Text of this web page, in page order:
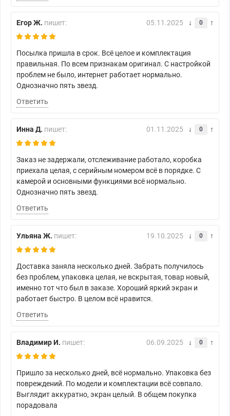
Егор Ж. пишет: 05.11.2025 0
Посылка пришла в срок. Всё целое и комплектация
правильная. По всем признакам оригинал. С настройкой
проблем не было, интернет работает нормально.
Однозначно пять звезд.
Ответить
Инна Д. пишет: 01.11.2025 0
Заказ не задержали, отслеживание работало, коробка
приехала целая, с серийным номером всё в порядке. С
камерой и основными функциями всё нормально.
Однозначно пять звезд.
Ответить
Ульяна Ж. пишет: 19.10.2025 0
Доставка заняла несколько дней. Забрать получилось
без проблем, упаковка целая, не вскрытая, товар новый,
именно тот что был в заказе. Хороший яркий экран и
работает быстро. В целом всё нравится.
Ответить
Владимир И. пишет: 06.09.2025 0
Пришло за несколько дней, всё нормально. Упаковка без
повреждений. По модели и комплектации всё совпало.
Выглядит аккуратно, экран целый. В общем покупка
порадовала